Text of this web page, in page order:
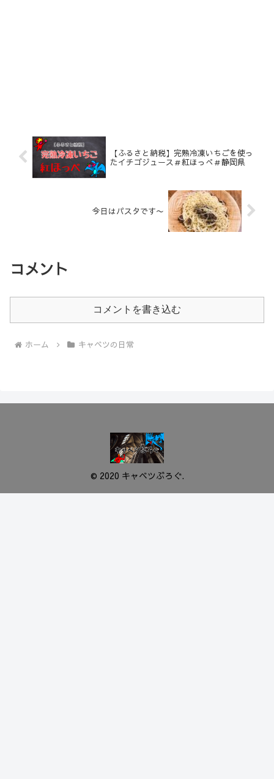
【ふるさと納税】完熟冷凍いちごを使っ
たイチゴジュース＃紅ほっぺ＃静岡県
今日はパスタです〜
コメント
コメントを書き込む
ホーム キャベツの日常
© 2020 キャベツぶろぐ.